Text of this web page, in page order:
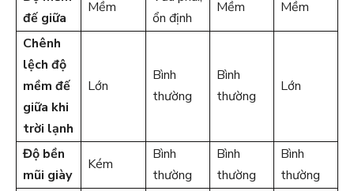
đế giữa
Mềm
ổn định
Mềm Mềm
Chênh
lệch độ
mềm đế
giữa khi
trời lạnh
Lớn
Bình
thường
Bình
thường
Lớn
Độ bền
mũi giày
Kém
Bình
thường
Bình
thường
Bình
thường